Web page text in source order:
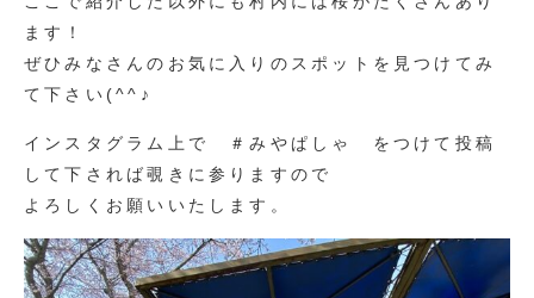
ます！
ぜひみなさんのお気に入りのスポットを見つけてみ
て下さい(^^♪
インスタグラム上で ＃みやぱしゃ をつけて投稿
して下されば覗きに参りますので
よろしくお願いいたします。